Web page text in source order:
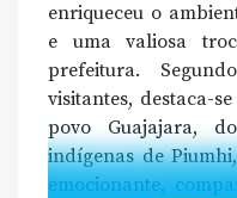
enriqueceu o
e uma valiosa
prefeitura.
visitantes, destaca-
povo Guajajara,
indígenas de
emocionante,